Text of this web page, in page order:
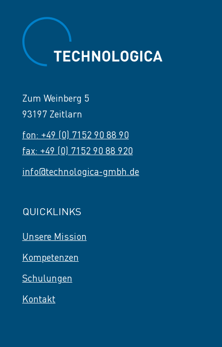
Zum Weinberg 5
93197 Zeitlarn
fon: +49 (0) 7152 90 88 90
fax: +49 (0) 7152 90 88 920
info@technologica-gmbh.de
QUICKLINKS
Unsere Mission
Kompetenzen
Schulungen
Kontakt